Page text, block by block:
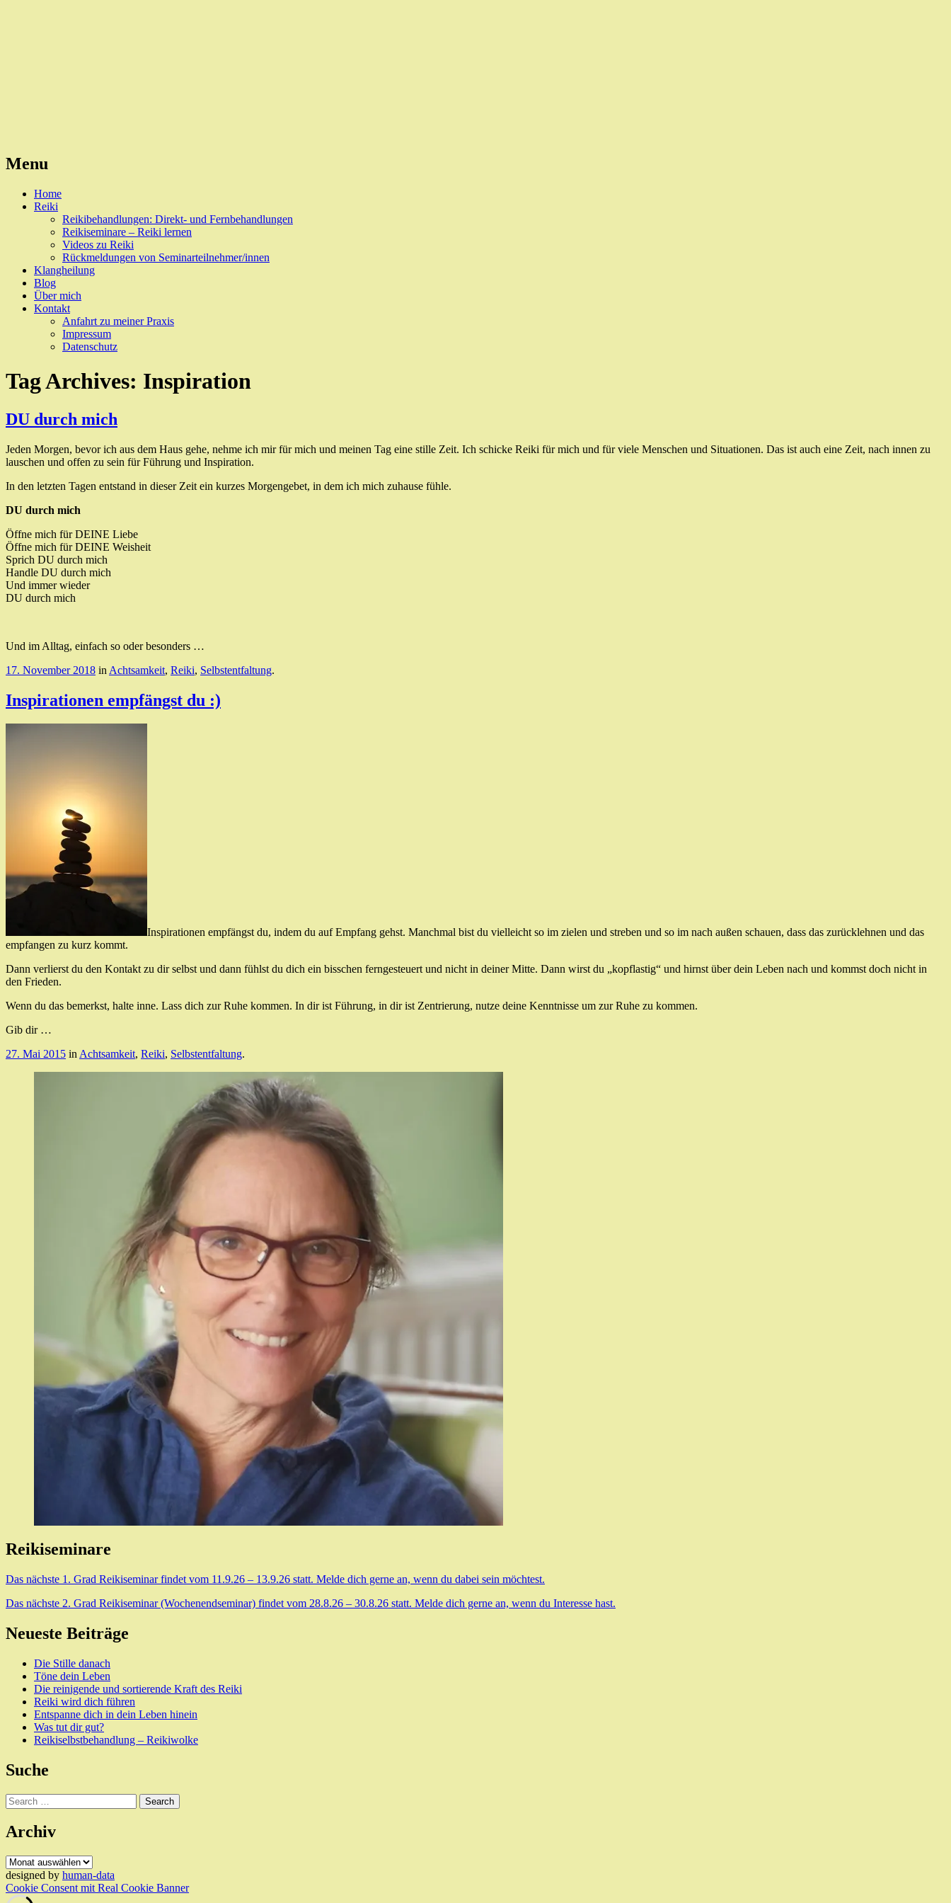
Menu
Skip
Home
Reiki
Reikibehandlungen: Direkt- und Fernbehandlungen
Reikiseminare – Reiki lernen
Videos zu Reiki
Rückmeldungen von Seminarteilnehmer/innen
Klangheilung
Blog
Über mich
Kontakt
Anfahrt zu meiner Praxis
Impressum
Datenschutz
Tag Archives: Inspiration
DU durch mich
Jeden Morgen, bevor ich aus dem Haus gehe, nehme ich mir für mich und meinen Tag eine stille Zeit. Ich schicke Reiki für mich und für viele Menschen und Situationen. Das ist auch eine Zeit, nach innen zu
lauschen und offen zu sein für Führung und Inspiration.
In den letzten Tagen entstand in dieser Zeit ein kurzes Morgengebet, in dem ich mich zuhause fühle.
DU durch mich
Öffne mich für DEINE Liebe
Öffne mich für DEINE Weisheit
Sprich DU durch mich
Handle DU durch mich
Und immer wieder
DU durch mich
Und im Alltag, einfach so oder besonders …
17. November 2018 in Achtsamkeit, Reiki, Selbstentfaltung.
Inspirationen empfängst du :)
Inspirationen empfängst du, indem du auf Empfang gehst. Manchmal bist du vielleicht so im zielen und streben und so im nach außen schauen, dass das zurücklehnen und das
empfangen zu kurz kommt.
Dann verlierst du den Kontakt zu dir selbst und dann fühlst du dich ein bisschen ferngesteuert und nicht in deiner Mitte. Dann wirst du „kopflastig“ und hirnst über dein Leben nach und kommst doch nicht in
den Frieden.
Wenn du das bemerkst, halte inne. Lass dich zur Ruhe kommen. In dir ist Führung, in dir ist Zentrierung, nutze deine Kenntnisse um zur Ruhe zu kommen.
Gib dir …
27. Mai 2015 inAchtsamkeit, Reiki, Selbstentfaltung.
Reikiseminare
Das nächste 1. Grad Reikiseminar findet vom 11.9.26 – 13.9.26 statt. Melde dich gerne an, wenn du dabei sein möchtest.
Das nächste 2. Grad Reikiseminar (Wochenendseminar) findet vom 28.8.26 – 30.8.26 statt. Melde dich gerne an, wenn du Interesse hast.
Neueste Beiträge
Die Stille danach
Töne dein Leben
Die reinigende und sortierende Kraft des Reiki
Reiki wird dich führen
Entspanne dich in dein Leben hinein
Was tut dir gut?
Reikiselbstbehandlung – Reikiwolke
Suche
Search
Archiv
Archiv
designed by human-data
Cookie Consent mit Real Cookie Banner